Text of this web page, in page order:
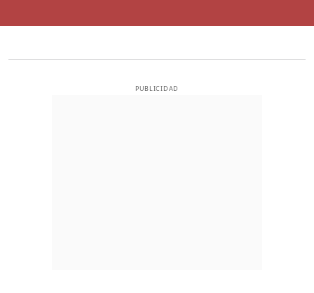
PUBLICIDAD